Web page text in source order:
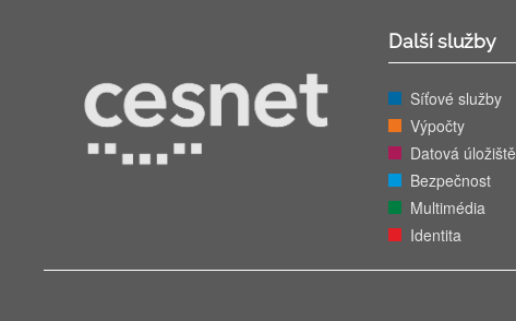
Další služby
Síťové služby
Výpočty
Datová úložiště
Bezpečnost
Multimédia
Identita